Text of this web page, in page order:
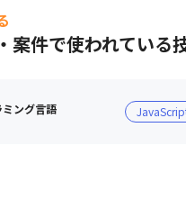
案件で使われている
ング言語